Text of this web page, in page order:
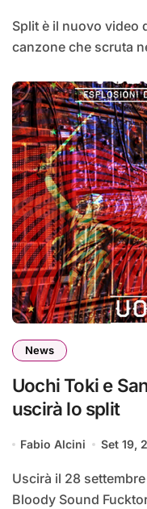
Split è il nuovo video dei Soviet Malpensa, una
canzone che scruta
News
Uochi Toki e
uscirà lo split
Fabio Alcini Set 19,
Uscirà il 28 settembre per la serie Volumorama di
Bloody Sound